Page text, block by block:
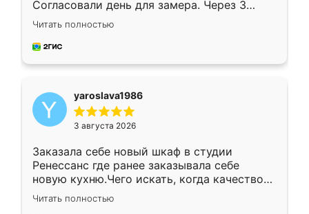
Согласовали день для замера. Через 3
недели кухня была уже готова. Остались
довольны работой. Спасибо Ренессанс
мебель за качественную работу!
Читать полностью
yaroslava1986
3 августа 2026
Заказала себе новый шкаф в студии
Ренессанс где ранее заказывала себе
новую кухню.Чего искать, когда качеством
вполне довольна. Служит кухня уже почти
два года, нареканий нет.
Читать полностью